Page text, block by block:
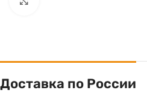
Доставка по России